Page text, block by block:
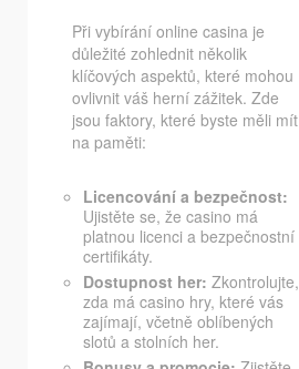
Při vybírání online casina je
důležité zohlednit několik
klíčových aspektů, které mohou
ovlivnit váš herní zážitek. Zde
jsou faktory, které byste měli mít
na paměti:
Licencování a bezpečnost:
Ujistěte se, že casino má
platnou licenci a bezpečnostní
certifikáty.
Dostupnost her: Zkontrolujte,
zda má casino hry, které vás
zajímají, včetně oblíbených
slotů a stolních her.